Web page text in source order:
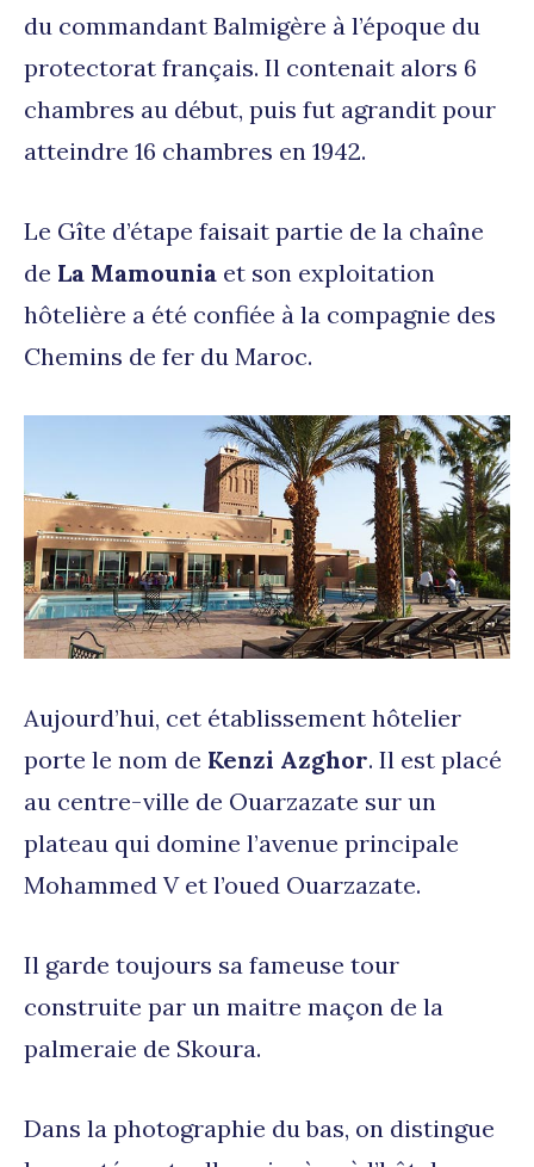
du commandant Balmigère à l’époque du
protectorat français. Il contenait alors 6
chambres au début, puis fut agrandit pour
atteindre 16 chambres en 1942.
Le Gîte d’étape faisait partie de la chaîne
de La Mamounia et son exploitation
hôtelière a été confiée à la compagnie des
Chemins de fer du Maroc.
Aujourd’hui, cet établissement hôtelier
porte le nom de Kenzi Azghor. Il est placé
au centre-ville de Ouarzazate sur un
plateau qui domine l’avenue principale
Mohammed V et l’oued Ouarzazate.
Il garde toujours sa fameuse tour
construite par un maitre maçon de la
palmeraie de Skoura.
Dans la photographie du bas, on distingue